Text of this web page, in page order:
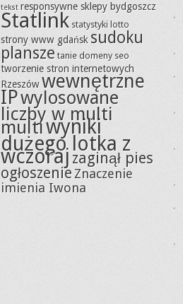
tekst responsywne sklepy bydgoszcz
Statlink statystyki lotto
strony www gdańsk sudoku
plansze tanie domeny seo
tworzenie stron internetowych
Rzeszówwewnętrzne
IPwylosowane
liczby w multi
multiwyniki
dużego lotka z
wczoraj zaginął pies
ogłoszenieZnaczenie
imienia Iwona